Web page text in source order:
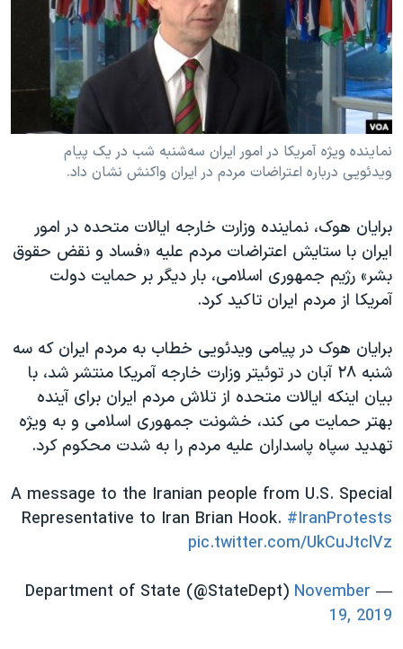
فرهنگ و زندگی
حقوق شهروندی
اقتصادی
علم و فناوری
اسرائیل در جنگ
گالری عکس
مستندها
انتخابات ریاست جمهوری آمریکا ۲۰۲۴
حمله جمهوری اسلامی به اسرائیل
رمز مهسا
ورزش زنان در ایران
اعتراضات زن، زندگی، آزادی
تریبونال مردمی آبان ۹۸
دادگاه حمید نوری
چهل سال گروگان‌گیری
قانون شفافیت دارائی کادر رهبری ایران
اعتراضات مردمی آبان ۹۸
اسرائیل در جنگ
نرگس محمدی برنده جایزه نوبل صلح
صفحه‌های ویژه
سفر پرزیدنت ترامپ به چین
دنبال کنید
زبانهای مختلف
نماینده ویژه آمریکا در امور ایران سه‌شنبه شب در یک پیام
ویدئویی درباره اعتراضات مردم در ایران واکنش نشان داد.
برایان هوک، نماینده وزارت خارجه ایالات متحده در امور
ایران با ستایش اعتراضات مردم علیه «فساد و نقض حقوق
بشر» رژیم جمهوری اسلامی، بار دیگر بر حمایت دولت
آمریکا از مردم ایران تاکید کرد.
برایان هوک در پیامی ویدئویی خطاب به مردم ایران که سه
شنبه ۲۸ آبان در توئیتر وزارت خارجه آمریکا منتشر شد، با
بیان اینکه ایالات متحده از تلاش مردم ایران برای آینده
بهتر حمایت می کند، خشونت جمهوری اسلامی و به ویژه
تهدید سپاه پاسداران علیه مردم را به شدت محکوم کرد.
A message to the Iranian people from U.S. Special
Representative to Iran Brian Hook. #IranProtests
pic.twitter.com/UkCuJtclVz
— Department of State (@StateDept)
November
19, 2019